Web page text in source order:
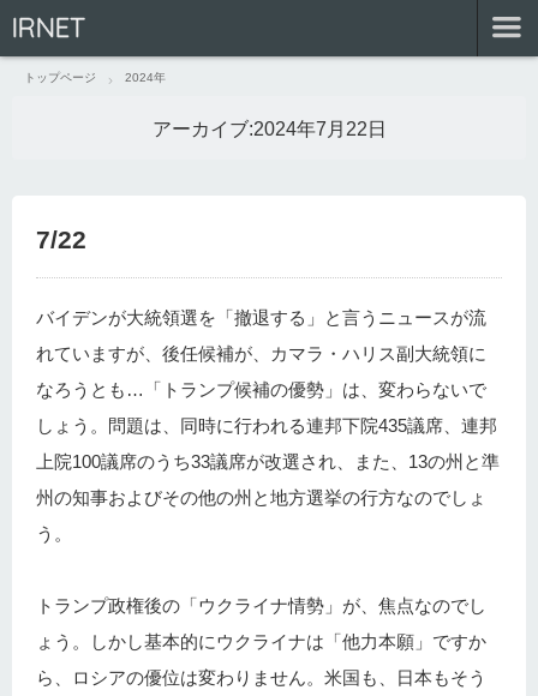
IRNET
トップページ 2024年
アーカイブ:2024年7月22日
7/22
バイデンが大統領選を「撤退する」と言うニュースが流
れていますが、後任候補が、カマラ・ハリス副大統領に
なろうとも…「トランプ候補の優勢」は、変わらないで
しょう。問題は、同時に行われる連邦下院435議席、連邦
上院100議席のうち33議席が改選され、また、13の州と準
州の知事およびその他の州と地方選挙の行方なのでしょ
う。
トランプ政権後の「ウクライナ情勢」が、焦点なのでし
ょう。しかし基本的にウクライナは「他力本願」ですか
ら、ロシアの優位は変わりません。米国も、日本もそう